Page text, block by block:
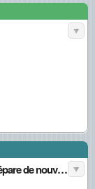
Logements sociaux, salles de bains : la droite prépare de nouvelles mesures contre le terrorisme